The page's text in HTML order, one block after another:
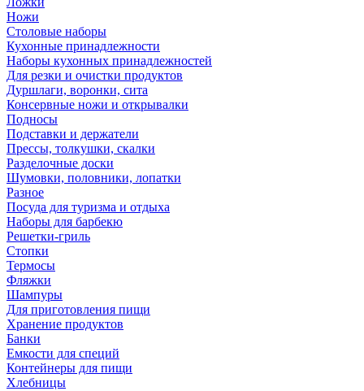
Ножи
Столовые наборы
Кухонные принадлежности
Наборы кухонных принадлежностей
Для резки и очистки продуктов
Дуршлаги, воронки, сита
Консервные ножи и открывалки
Подносы
Подставки и держатели
Прессы, толкушки, скалки
Разделочные доски
Шумовки, половники, лопатки
Разное
Посуда для туризма и отдыха
Наборы для барбекю
Решетки-гриль
Стопки
Термосы
Фляжки
Шампуры
Для приготовления пищи
Хранение продуктов
Банки
Емкости для специй
Контейнеры для пищи
Хлебницы